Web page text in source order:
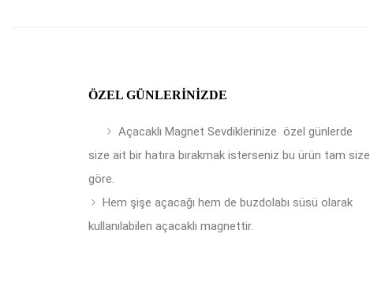
ÖZEL GÜNLERINIZDE
Açacaklı Magnet Sevdiklerinize özel günlerde
size ait bir hatıra bırakmak isterseniz bu ürün tam size
göre.
Hem şişe açacağı hem de buzdolabı süsü olarak
kullanılabilen açacaklı magnettir.